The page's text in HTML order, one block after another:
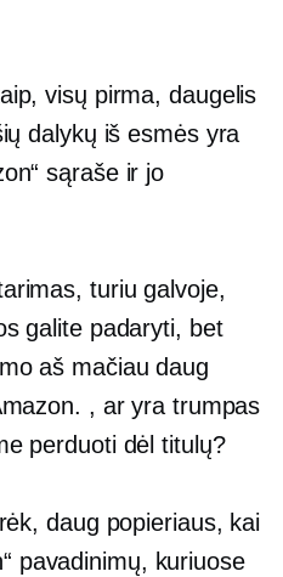
visų pirma, daugelis
dalykų iš esmės yra
sąraše ir jo
turiu galvoje,
galite padaryti, bet
aš mačiau daug
, ar yra trumpas
perduoti dėl titulų?
daug popieriaus, kai
pavadinimų, kuriuose